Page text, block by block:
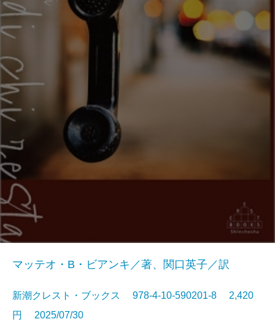
マッテオ・B・ビアンキ／著、関口英子／訳
新潮クレスト・ブックス 978-4-10-590201-8 2,420
円 2025/07/30